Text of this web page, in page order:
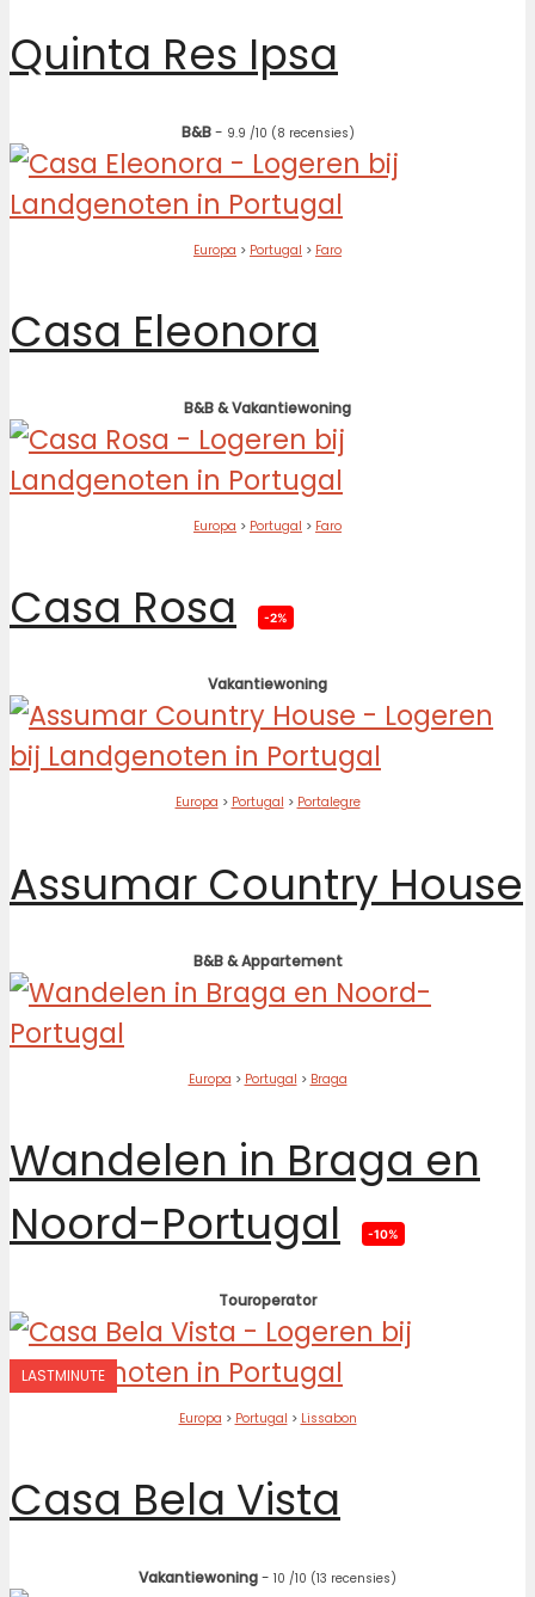
Quinta Res Ipsa
B&B- 9.9 /10 (8 recensies)
Europa > Portugal > Faro
Casa Eleonora
B&B & Vakantiewoning
Europa > Portugal > Faro
Casa Rosa -2%
Vakantiewoning
Europa > Portugal > Portalegre
Assumar Country House
B&B & Appartement
Europa > Portugal > Braga
Wandelen in Braga en
Noord-Portugal
-10%
Touroperator
LASTMINUTE
Europa > Portugal > Lissabon
Casa Bela Vista
Vakantiewoning- 10 /10 (13 recensies)